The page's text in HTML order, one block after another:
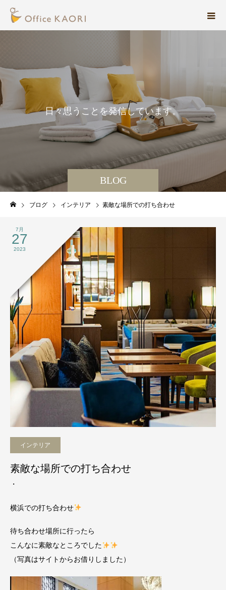
BLOG
日々思 う こ と を発信してい ます。
ブログ インテリア 素敵な場所での打ち合わせ
7月
27
2023
インテリア
素敵な場所での打ち合わせ
・
横浜での打ち合わせ
待ち合わせ場所に行ったら
こんなに素敵なところでした
（写真はサイトからお借りしました）